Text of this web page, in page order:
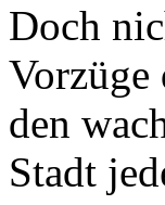
Doch
Vorzüge
den
Stadt